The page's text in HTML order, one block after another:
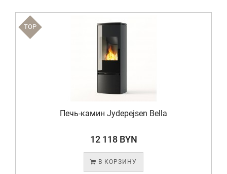
TOP
Печь-камин Jydepejsen Bella
12 118 BYN
В КОРЗИНУ